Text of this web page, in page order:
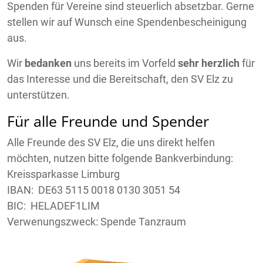
Spenden für Vereine sind steuerlich absetzbar. Gerne
stellen wir auf Wunsch eine Spendenbescheinigung
aus.
Wir bedanken uns bereits im Vorfeld sehr herzlich für
das Interesse und die Bereitschaft, den SV Elz zu
unterstützen.
Für alle Freunde und Spender
Alle Freunde des SV Elz, die uns direkt helfen
möchten, nutzen bitte folgende Bankverbindung:
Kreissparkasse Limburg
IBAN: DE63 5115 0018 0130 3051 54
BIC: HELADEF1LIM
Verwenungszweck: Spende Tanzraum